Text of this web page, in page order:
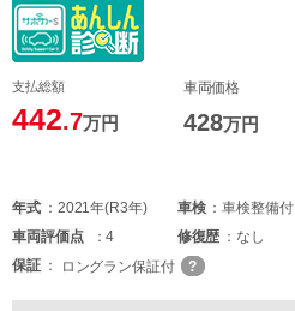
支払総額
442.7万円
車両価格
428万円
年式 2021年(R3年) 車検 車検整備付
車両評価点 4 修復歴 なし
保証
ロングラン保証付